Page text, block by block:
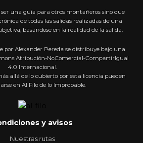
una guía para otros montañeros sino que
de todas las salidas realizadas de una
basándose en la realidad de la salida.
por Alexander Pereda se distribuye bajo una
Atribución-NoComercial-CompartirIgual
4.0 Internacional.
allá de lo cubierto por esta licencia pueden
en Al Filo de lo Improbable.
y avisos
Nuestras rutas